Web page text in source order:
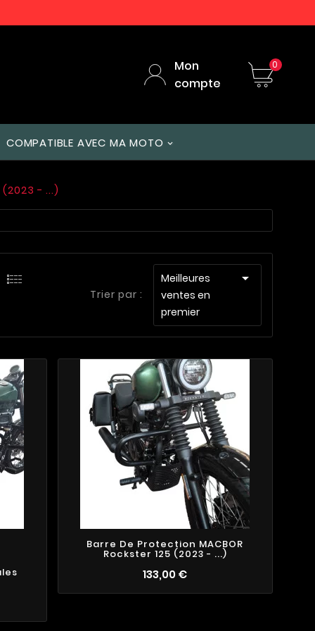
Mon
compte
0
COMPATIBLE AVEC MA MOTO
(2023 - ...)
2
3
Trier par :
Meilleures
ventes en
premier

Barre De Protection MACBOR
Rockster 125 (2023 - ...)
133,00 €